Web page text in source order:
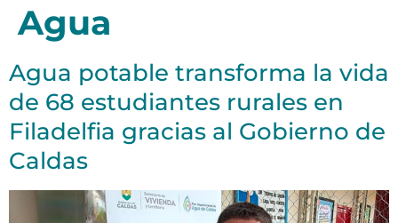
Agua
Agua potable transforma la vida
de 68 estudiantes rurales en
Filadelfia gracias al Gobierno de
Caldas